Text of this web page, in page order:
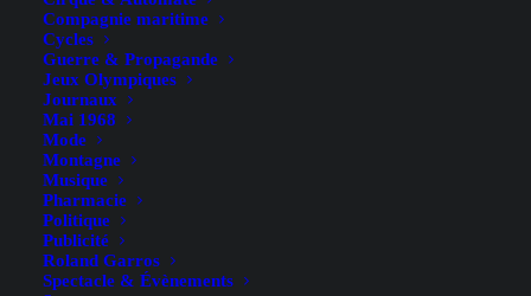
Compagnie maritime
Cycles
Guerre & Propagande
Jeux Olympiques
Journaux
Mai 1968
Mode
Montagne
Musique
Pharmacie
Politique
Publicité
Roland Garros
Spectacle & Évènements